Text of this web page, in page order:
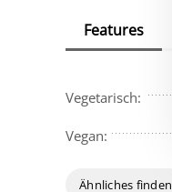
Features
Vegetarisch:
Vegan:
Ähnliches finden